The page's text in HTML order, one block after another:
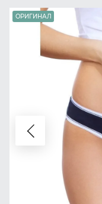
ОРИГИНАЛ